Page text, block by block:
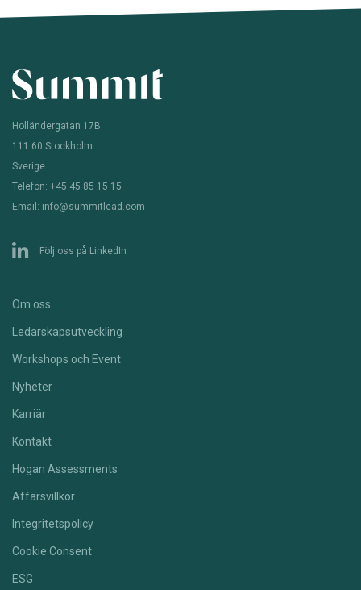
Holländergatan 17B
111 60 Stockholm
Sverige
Telefon: +45 45 85 15 15
Email: info@summitlead.com
Följ oss på LinkedIn
Om oss
Ledarskapsutveckling
Workshops och Event
Nyheter
Karriär
Kontakt
Hogan Assessments
Affärsvillkor
Integritetspolicy
Cookie Consent
ESG